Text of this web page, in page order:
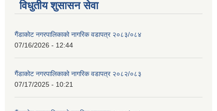
विधुतीय शुसासन सेवा
गैंडाकोट नगरपालिकाको नागरिक वडापत्र २०८३/०८४
07/16/2026 - 12:44
गैंडाकोट नगरपालिकाको नागरिक वडापत्र २०८२/०८३
07/17/2025 - 10:21